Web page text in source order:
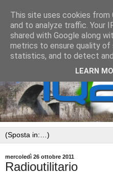
mercoledì 26 ottobre 2011
Radioutilitario
This site uses cookies
and to analyze traffic. Your
shared with Google along
metrics to ensure quality of
statistics, and to detect
LEARN